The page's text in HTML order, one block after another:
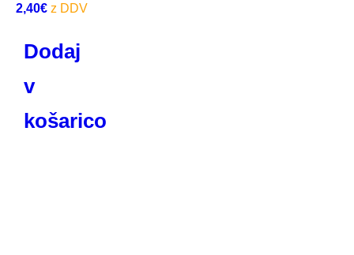
2,40€
Dodaj
v
košarico